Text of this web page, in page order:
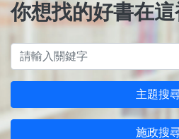
你想找的好書在這
主題搜
施政搜